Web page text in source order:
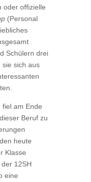
oder offizielle
(Personal
Schülern drei
sie sich aus
fiel am Ende
Beruf zu
heute
Klasse
12SH
eine